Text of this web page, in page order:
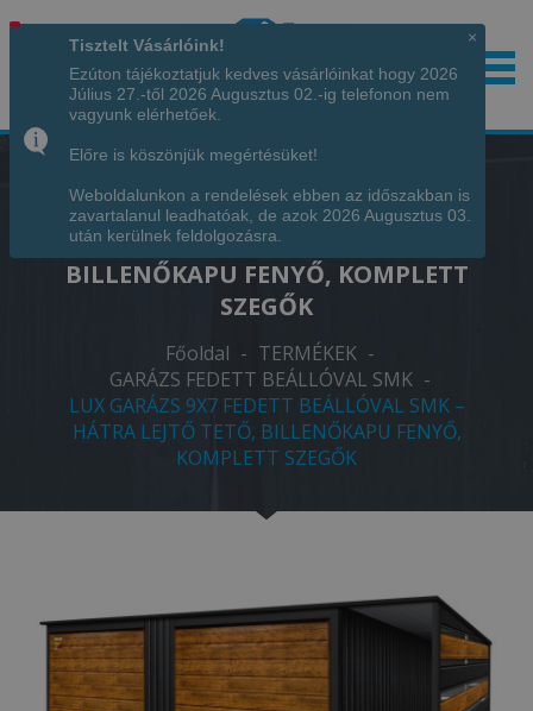
Hívjon minket!+36 70 7342034
LUX GARÁZS 9X7 FEDETT BEÁLLÓVAL
SMK – HÁTRA LEJTŐ TETŐ,
BILLENŐKAPU FENYŐ, KOMPLETT
SZEGŐK
Főoldal - TERMÉKEK -
GARÁZS FEDETT BEÁLLÓVAL SMK -
LUX GARÁZS 9X7 FEDETT BEÁLLÓVAL SMK –
HÁTRA LEJTŐ TETŐ, BILLENŐKAPU FENYŐ,
KOMPLETT SZEGŐK
×
Tisztelt Vásárlóink!
Ezúton tájékoztatjuk kedves vásárlóinkat hogy 2026
Július 27.-től 2026 Augusztus 02.-ig telefonon nem
vagyunk elérhetőek.
Előre is köszönjük megértésüket!
Weboldalunkon a rendelések ebben az időszakban is
zavartalanul leadhatóak, de azok 2026 Augusztus 03.
után kerülnek feldolgozásra.